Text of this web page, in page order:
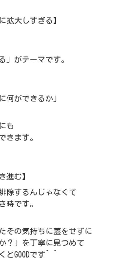
拡大しすぎる】
」がテーマです。
何ができるか」
も
きます。
進む】
除するんじゃなくて
時です。
その気持ちに蓋をせずに
？」を丁寧に見つめて
GOODです^ ^